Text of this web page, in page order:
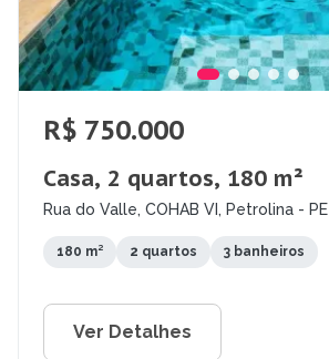
R$ 750.000
Casa, 2 quartos, 180 m²
Rua do Valle, COHAB VI, Petrolina - PE
180 m² 2 quartos 3 banheiros
Ver Detalhes